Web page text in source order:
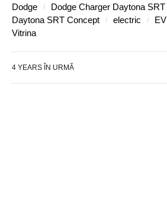
Dodge Dodge Charger Daytona SRT
Daytona SRT Concept
electric EV
Vitrina
4 YEARS ÎN URMĂ